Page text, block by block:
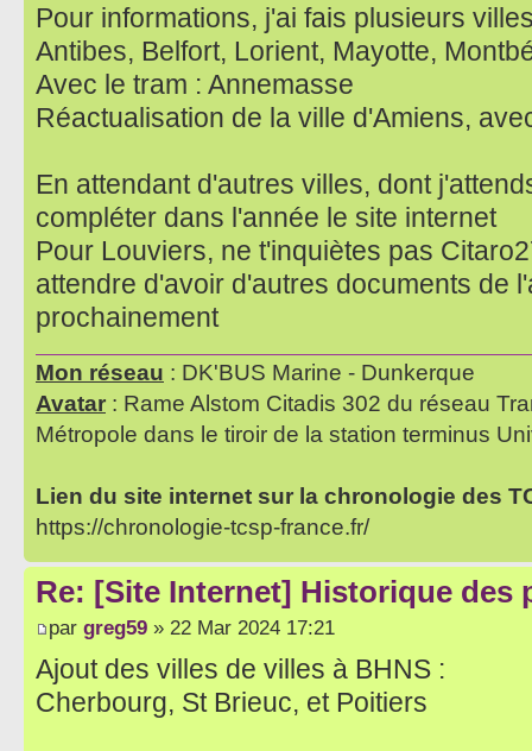
Pour informations, j'ai fais plusieurs
Antibes, Belfort, Lorient, Mayotte,
Avec le tram : Annemasse
Réactualisation de la ville d'Amiens,
En attendant d'autres villes, dont
compléter dans l'année le site internet
Pour Louviers, ne t'inquiètes pas
attendre d'avoir d'autres documents de
prochainement
Mon réseau : DK'BUS Marine - Dunkerque
Avatar : Rame Alstom Citadis 302 du réseau
Métropole dans le tiroir de la station terminus
Lien du site internet sur la chronologie des
https://chronologie-tcsp-france.fr/
Re: [Site Internet] Historique des
par greg59 » 22 Mar 2024 17:21
Ajout des villes de villes à BHNS :
Cherbourg, St Brieuc, et Poitiers